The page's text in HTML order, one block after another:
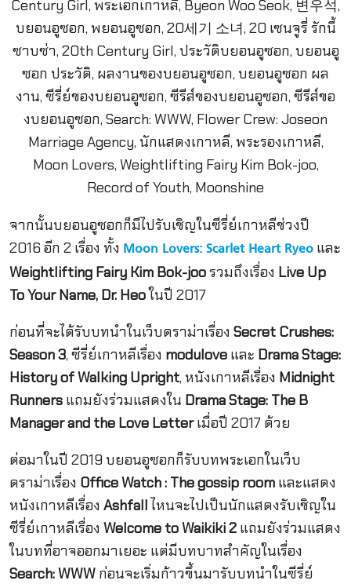
จากนั้นบยอนอูซอกก็มีไปรับเชิญในซีรี่ย์เกาหลีช่วงปี
2016 อีก 2 เรื่อง ทั้ง Moon Lovers: Scarlet Heart Ryeoและ
Weightlifting Fairy Kim Bok-jooรวมถึงเรื่อง Live Up
To Your Name, Dr. Heoในปี 2017
ก่อนที่จะได้รับบทนำในเว็บดราม่าเรื่อง Secret Crushes:
Season 3, ซีรี่ย์เกาหลีเรื่อง moduloveและ Drama Stage:
History of Walking Upright, หนังเกาหลีเรื่อง Midnight
Runnersแถมยังร่วมแสดงใน Drama Stage: The B
Manager and the Love Letterเมื่อปี 2017 ด้วย
ต่อมาในปี 2019 บยอนอูซอกก็รับบทพระเอกในเว็บ
ดราม่าเรื่อง Office Watch : The gossip roomและแสดง
หนังเกาหลีเรื่อง Ashfall ไหนจะไปเป็นนักแสดงรับเชิญใน
ซีรี่ย์เกาหลีเรื่อง Welcome to Waikiki 2แถมยังร่วมแสดง
ในบทที่อาจออกมาเยอะ แต่มีบทบาทสำคัญในเรื่อง
Search: WWWก่อนจะเริ่มก้าวขึ้นมารับบทนำในซีรี่ย์